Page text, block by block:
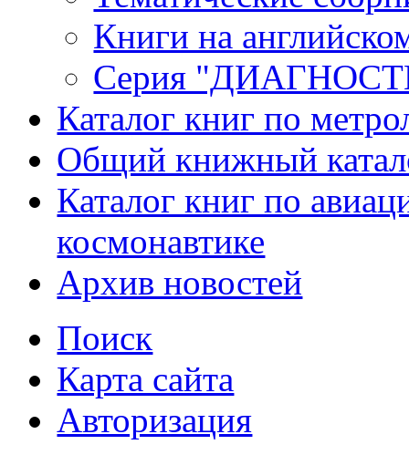
Книги на
Серия
Каталог книг по
Общий книжный
Каталог книг по
космонавтике
Архив новостей
Поиск
Карта сайта
Авторизация